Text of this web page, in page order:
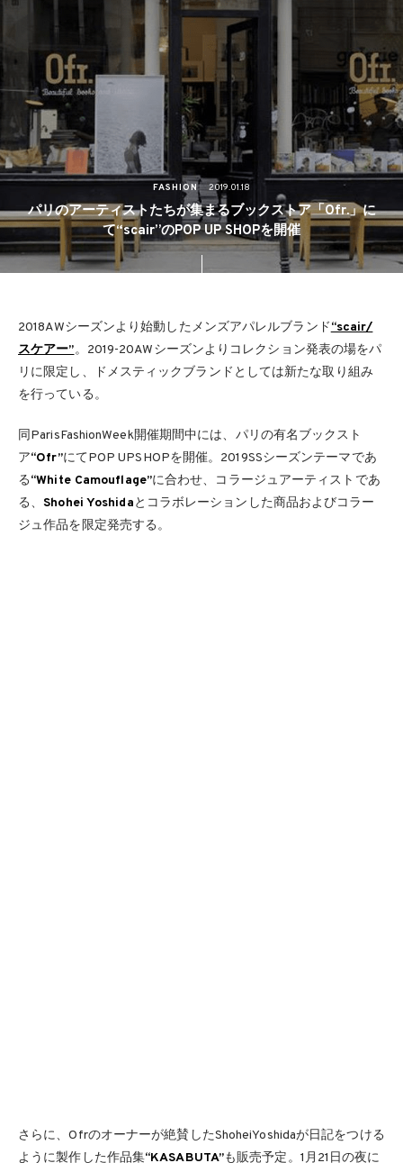
FASHION 2019.01.18
パリのアーティストたちが集まるブックストア「Ofr.」に
て“scair”のPOP UP SHOPを開催
2018AWシーズンより始動したメンズアパレルブランド“scair/
スケアー”。2019-20AWシーズンよりコレクション発表の場をパ
リに限定し、ドメスティックブランドとしては新たな取り組み
を行っている。
同ParisFashionWeek開催期間中には、パリの有名ブックスト
ア“Ofr”にてPOP UPSHOPを開催。2019SSシーズンテーマであ
る“White Camouflage”に合わせ、コラージュアーティストであ
る、Shohei Yoshidaとコラボレーションした商品およびコラー
ジュ作品を限定発売する。
さらに、Ofrのオーナーが絶賛したShoheiYoshidaが日記をつける
ように製作した作品集“KASABUTA”も販売予定。1月21日の夜に